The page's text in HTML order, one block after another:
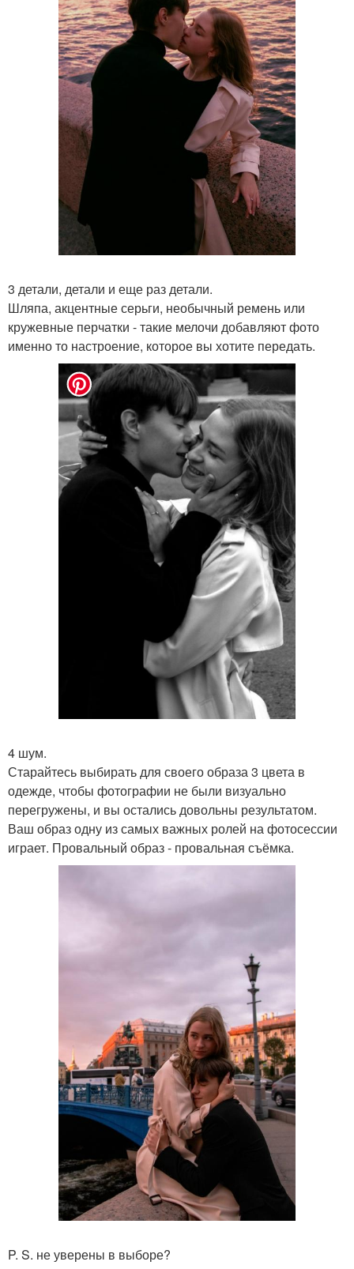
3 детали, детали и еще раз детали.
Шляпа, акцентные серьги, необычный ремень или
кружевные перчатки - такие мелочи добавляют фото
именно то настроение, которое вы хотите передать.
4 шум.
Старайтесь выбирать для своего образа 3 цвета в
одежде, чтобы фотографии не были визуально
перегружены, и вы остались довольны результатом.
Ваш образ одну из самых важных ролей на фотосессии
играет. Провальный образ - провальная съёмка.
P. S. не уверены в выборе?